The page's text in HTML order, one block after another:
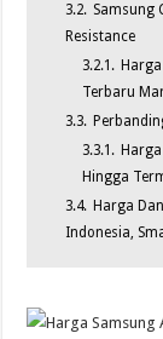
3.2. Samsung
Resistance
3.2.1.
Terbaru
3.3.
3.3.1.
Hingga
3.4. Harga
Indonesia,